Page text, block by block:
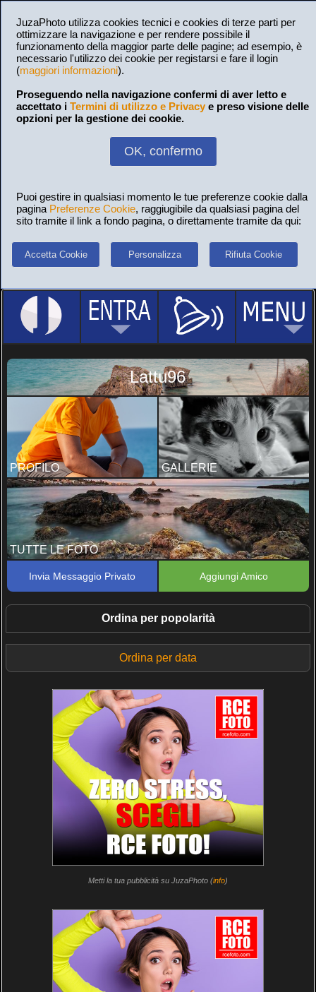
JuzaPhoto utilizza cookies tecnici e cookies di terze parti per
ottimizzare la navigazione e per rendere possibile il
funzionamento della maggior parte delle pagine; ad esempio, è
necessario l'utilizzo dei cookie per registarsi e fare il login
(maggiori informazioni).
Proseguendo nella navigazione confermi di aver letto e
accettato i Termini di utilizzo e Privacy e preso visione delle
opzioni per la gestione dei cookie.
OK, confermo
Puoi gestire in qualsiasi momento le tue preferenze cookie dalla
pagina Preferenze Cookie, raggiugibile da qualsiasi pagina del
sito tramite il link a fondo pagina, o direttamente tramite da qui:
Accetta Cookie Personalizza Rifiuta Cookie
Lattu96
PROFILO GALLERIE
TUTTE LE FOTO
Invia Messaggio Privato Aggiungi Amico
Ordina per popolarità
Ordina per data
Metti la tua pubblicità su JuzaPhoto (info)